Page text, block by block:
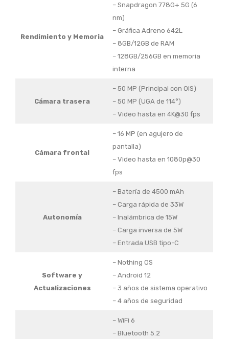
Rendimiento y Memoria
– Snapdragon 778G+ 5G (6
nm)
– Gráfica Adreno 642L
– 8GB/12GB de RAM
– 128GB/256GB en memoria
interna
Cámara trasera
– 50 MP (Principal con OIS)
– 50 MP (UGA de 114°)
– Video hasta en 4K@30 fps
Cámara frontal
– 16 MP (en agujero de
pantalla)
– Video hasta en 1080p@30
fps
Autonomía
– Batería de 4500 mAh
– Carga rápida de 33W
– Inalámbrica de 15W
– Carga inversa de 5W
– Entrada USB tipo-C
Software y
Actualizaciones
– Nothing OS
– Android 12
– 3 años de sistema operativo
– 4 años de seguridad
– WiFi 6
– Bluetooth 5.2